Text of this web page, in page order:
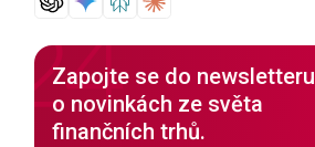
Zapojte se do newsletteru
o novinkách ze světa
finančních trhů.